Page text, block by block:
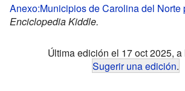
Anexo:Municipios de Carolina del Norte
Enciclopedia Kiddle.
Última edición el 17 oct 2025, a
Sugerir una edición.